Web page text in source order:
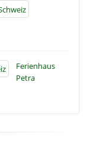
Ferienhaus
Petra